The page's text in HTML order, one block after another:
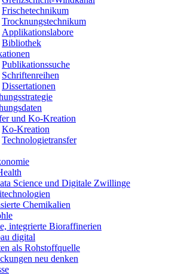
Frischetechnikum
Trocknungstechnikum
Applikationslabore
Bibliothek
Publikationssuche
Schriftenreihen
Dissertationen
und Ko-Kreation
Ko-Kreation
Technologietransfer
Science und Digitale Zwillinge
Chemikalien
integrierte Bioraffinerien
digital
als Rohstoffquelle
neu denken